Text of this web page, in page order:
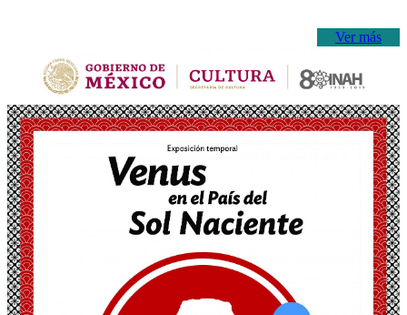
Ver más